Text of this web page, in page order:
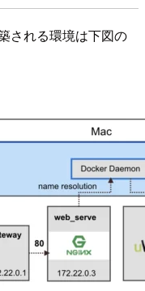
される環境は下図の